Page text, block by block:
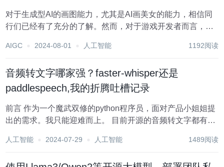
对于生成型AI的画图能力，尤其是AI画美女的能力，相信同
行们已经有了充分的了解。然而，对于游戏开发者而言，仅
除了设计风格之外，角色设计还需要考虑大量的细节，比如
AIGC 2024-08-01 人工智能 1192阅读
音频转文字哪家强？faster-whisper还是
paddlespeech,我的折腾吐槽记录
前言 作为一个魔武双修的python程序员，面对产品小姐姐提
出的需求。我只能迎难而上。 目前开源的音频转文字都有哪
github的海洋里畅游良久。接下来我把我的发现都记录如
人工智能 2024-07-29 人工智能 1489阅读